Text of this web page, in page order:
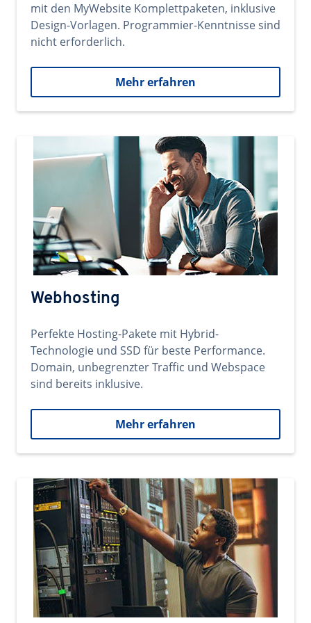
mit den MyWebsite Komplettpaketen, inklusive
Design-Vorlagen. Programmier-Kenntnisse sind
nicht erforderlich.
Mehr erfahren
Webhosting
Perfekte Hosting-Pakete mit Hybrid-
Technologie und SSD für beste Performance.
Domain, unbegrenzter Traffic und Webspace
sind bereits inklusive.
Mehr erfahren